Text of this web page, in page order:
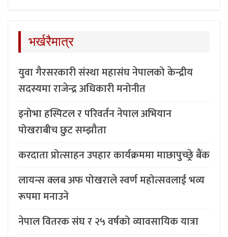
भर्खरैमात्र
युवा गैरसरकारी संस्था महासंघ नेपालको केन्द्रीय
सदस्यमा राजेन्द्र अधिकारी मनोनीत
इनोभा हस्पिटल र परिवर्तन नेपाल अभियान
पोखराबीच छुट सम्झौता
करदाता प्रोत्साहन उपहार कार्यक्रममा माछापुच्छ्र्रे बैंक
लायन्स क्लब अफ पोखराले स्वर्ण महोत्सवलाई भव्य
रूपमा मनाउने
नेपाल वितरक संघ र २५ वर्षको व्यावसायिक यात्रा